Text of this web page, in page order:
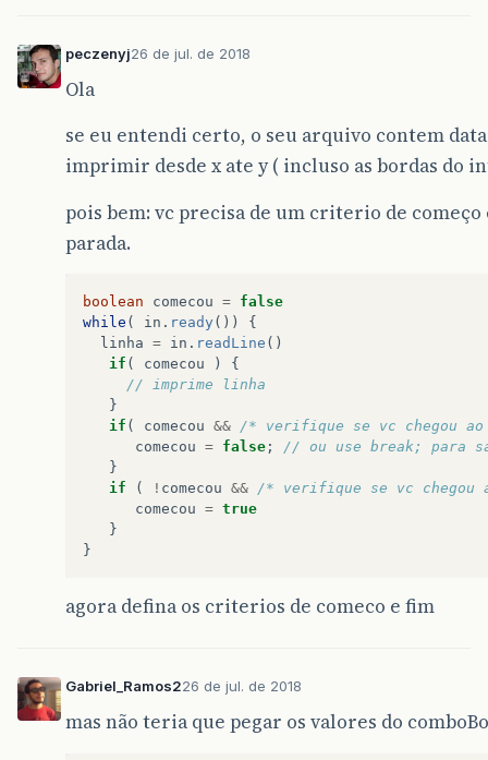
peczenyj26 de jul. de 2018
Ola
se eu entendi certo, o seu arquivo contem
imprimir desde x ate y ( incluso as bordas do
pois bem: vc precisa de um criterio de
parada.
boolean comecou = false
while ( in . ready ())
{
linha = in . readLine ()
if ( comecou )
{
// imprime linha
}
if ( comecou && /* verifique se vc chegou
comecou = false ;
// ou use break; para
}
if
( ! comecou && /* verifique se vc
comecou = true
}
}
agora defina os criterios de comeco e fim
Gabriel_Ramos226 de jul. de 2018
mas não teria que pegar os valores do